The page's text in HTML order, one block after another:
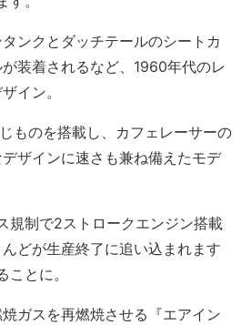
ンクとダッチテールのシートカ
装着されるなど、1960年代のレ
イン。
ものを搭載し、カフェレーサーの
ザインに速さも兼ね備えたモデ
規制で2ストロークエンジン搭載
どが生産終了に追い込まれます
とに。
ガスを再燃焼させる『エアイン